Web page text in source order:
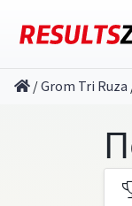
/Grom Tri Ruza